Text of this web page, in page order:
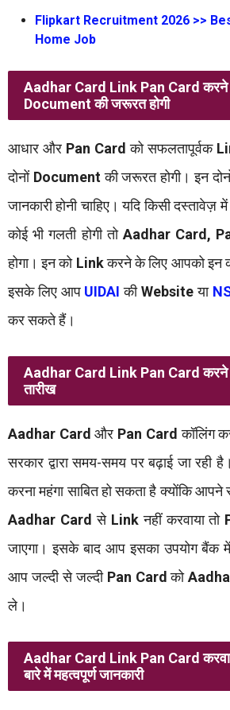
Flipkart Recruitment 2026 >>
Home Job
Aadhar Card Link Pan Card करने
Documentकी जरूरत होगी
आधार और Pan Card को सफलतापूर्वक
दोनों Documentकी जरूरत होगी। इन
जानकारी होनी चाहिए। यदि किसी दस्तावेज़
कोई भी गलती होगी तो Aadhar Card,
होगा। इन को Linkकरने के लिए आपको इन
इसके लिए आप UIDAIकीWebsiteया
कर सकते हैं।
Aadhar Card Link Pan Card करने
तारीख
Aadhar Card और Pan Card कॉलिंग
सरकार द्वारा समय-समय पर बढ़ाई जा
करना महंगा साबित हो सकता है क्योंकि आपने
Aadhar Card से Linkनहीं करवाया तो
जाएगा। इसके बाद आप इसका उपयोग बैंक
आप जल्दी से जल्दी Pan Card को
ले।
Aadhar Card Link Pan Card
बारे में महत्वपूर्ण जानकारी